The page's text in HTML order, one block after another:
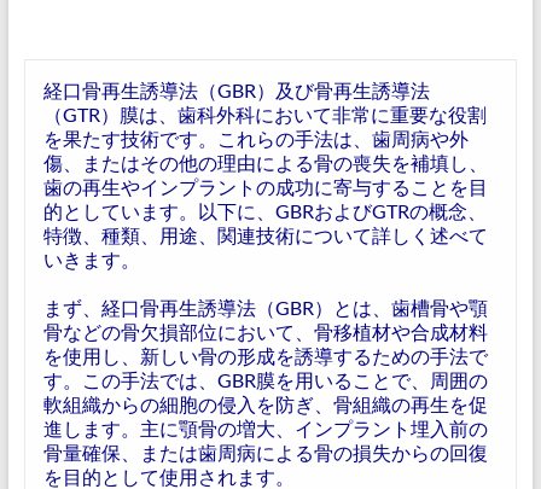
経口骨再生誘導法（GBR）及び骨再生誘導法
（GTR）膜は、歯科外科において非常に重要な役割
を果たす技術です。これらの手法は、歯周病や外
傷、またはその他の理由による骨の喪失を補填し、
歯の再生やインプラントの成功に寄与することを目
的としています。以下に、GBRおよびGTRの概念、
特徴、種類、用途、関連技術について詳しく述べて
いきます。
まず、経口骨再生誘導法（GBR）とは、歯槽骨や顎
骨などの骨欠損部位において、骨移植材や合成材料
を使用し、新しい骨の形成を誘導するための手法で
す。この手法では、GBR膜を用いることで、周囲の
軟組織からの細胞の侵入を防ぎ、骨組織の再生を促
進します。主に顎骨の増大、インプラント埋入前の
骨量確保、または歯周病による骨の損失からの回復
を目的として使用されます。